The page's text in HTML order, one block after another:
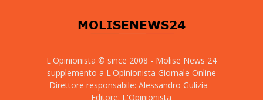
L'Opinionista © since 2008 - Molise News 24
supplemento a L'Opinionista Giornale Online
Direttore responsabile: Alessandro Gulizia -
Editore: L'Opinionista